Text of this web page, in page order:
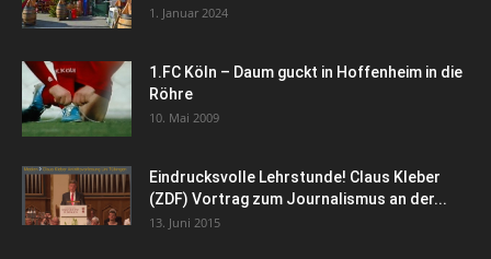
1. Januar 2024
1.FC Köln – Daum guckt in Hoffenheim in die
Röhre
10. Mai 2009
Eindrucksvolle Lehrstunde! Claus Kleber
(ZDF) Vortrag zum Journalismus an der...
13. Juni 2015